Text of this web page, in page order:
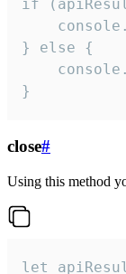
if
} else {
}
close#
Using this method
let